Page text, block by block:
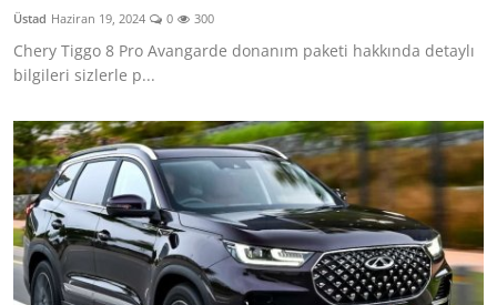
Üstad Haziran 19, 2024 0 300
Chery Tiggo 8 Pro Avangarde donanım paketi hakkında detaylı
bilgileri sizlerle p...